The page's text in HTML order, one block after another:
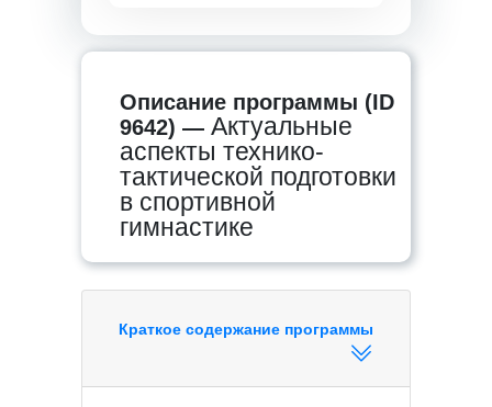
Описание программы (ID
9642) — Актуальные
аспекты технико-
тактической подготовки
в спортивной
гимнастике
Краткое содержание программы